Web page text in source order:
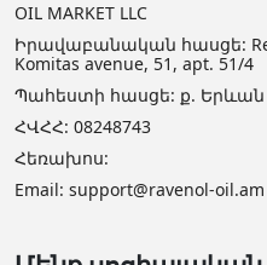
OIL MARKET LLC
Իրավաբանական հասցե:
Komitas avenue, 51, apt. 51/4
Պահեստի հասցե: ք.
ՀՎՀՀ: 08248743
Հեռախոս:
Email: support@ravenol-oil.am